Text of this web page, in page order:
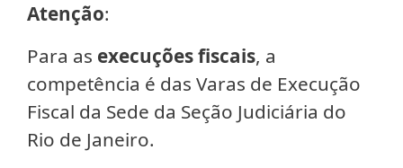
Atenção:
Para as execuções fiscais, a
competência é das Varas de Execução
Fiscal da Sede da Seção Judiciária do
Rio de Janeiro.